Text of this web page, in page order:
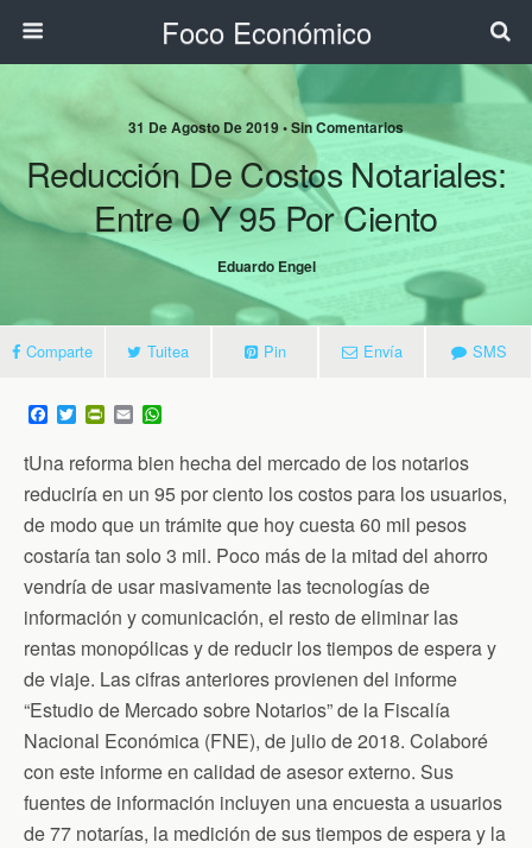
Foco Económico
31 De Agosto De 2019 • Sin Comentarios
Reducción De Costos Notariales:
Entre 0 Y 95 Por Ciento
Eduardo Engel
Comparte Tuitea Pin Envía SMS
F
a
e
b
o
o
k
T
w
t
t
e
r
P
i
n
t
F
r
i
e
n
d
l
y
E
m
a
l
t
s
A
p
p
tUna reforma bien hecha del mercado de los notarios
reduciría en un 95 por ciento los costos para los usuarios,
de modo que un trámite que hoy cuesta 60 mil pesos
costaría tan solo 3 mil. Poco más de la mitad del ahorro
vendría de usar masivamente las tecnologías de
información y comunicación, el resto de eliminar las
rentas monopólicas y de reducir los tiempos de espera y
de viaje. Las cifras anteriores provienen del informe
“Estudio de Mercado sobre Notarios” de la Fiscalía
Nacional Económica (FNE), de julio de 2018. Colaboré
con este informe en calidad de asesor externo. Sus
fuentes de información incluyen una encuesta a usuarios
de 77 notarías, la medición de sus tiempos de espera y la